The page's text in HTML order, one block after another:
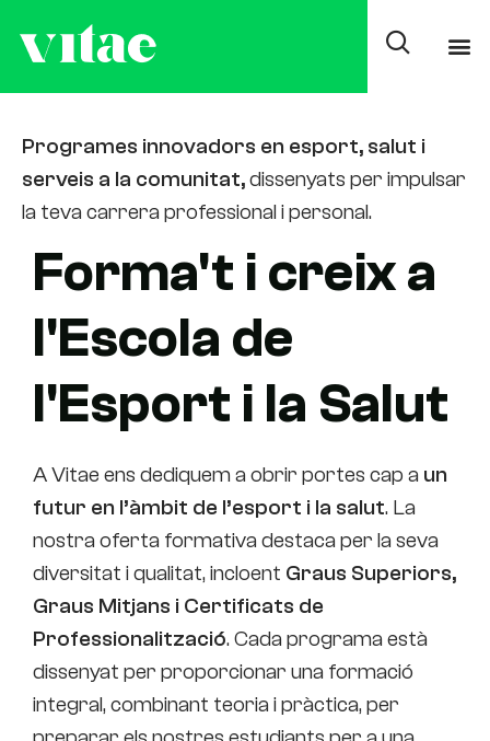
Programes innovadors en esport, salut i
serveis a la comunitat,dissenyats per impulsar
la teva carrera professional i personal.
Forma't i creix a
l'Escola de
l'Esport i la Salut
A Vitae ens dediquem a obrir portes cap a un
futur en l’àmbit de l’esport i la salut. La
nostra oferta formativa destaca per la seva
diversitat i qualitat, incloent Graus Superiors,
Graus Mitjans i Certificats de
Professionalització. Cada programa està
dissenyat per proporcionar una formació
integral, combinant teoria i pràctica, per